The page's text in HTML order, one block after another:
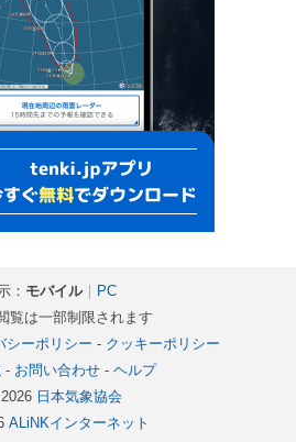
： モバイル｜
PC
覧は一部制限されます
シーポリシー - クッキーポリシー
- お問い合わせ- ヘルプ
日本気象協会
ALiNKインターネット